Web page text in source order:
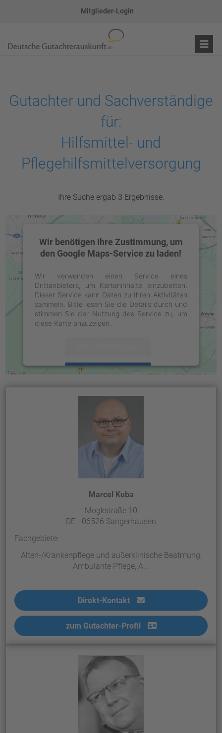
Mitglieder-Login
Gutachter und Sachverständige
für:
Hilfsmittel- und
Pflegehilfsmittelversorgung
Ihre Suche ergab 3 Ergebnisse.
Wir benötigen Ihre Zustimmung, um
den Google Maps-Service zu laden!
Wir verwenden einen Service eines
Drittanbieters, um Karteninhalte einzubetten.
Dieser Service kann Daten zu Ihren Aktivitäten
sammeln. Bitte lesen Sie die Details durch und
stimmen Sie der Nutzung des Service zu, um
diese Karte anzuzeigen.
Management Platform
Marcel Kuba
Mogkstraße 10
DE - 06526 Sangerhausen
Fachgebiete:
Alten-/Krankenpflege und außerklinische Beatmung,
Ambulante Pflege, A...
Direkt-Kontakt
zum Gutachter-Profil